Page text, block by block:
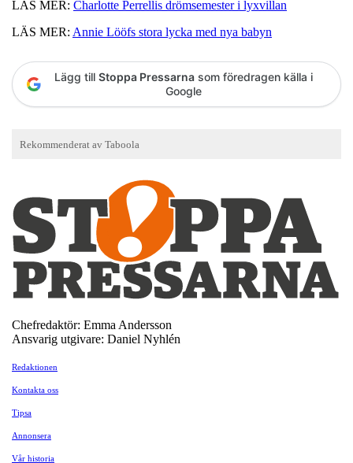
LÄS MER: Charlotte Perrellis drömsemester i lyxvillan
LÄS MER: Annie Lööfs stora lycka med nya babyn
Lägg till Stoppa Pressarna som föredragen källa i
Google
Chefredaktör: Emma Andersson
Ansvarig utgivare: Daniel Nyhlén
Redaktionen
Kontakta oss
Tipsa
Annonsera
Vår historia